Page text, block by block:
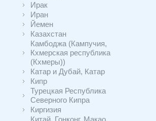
Ирак
Иран
Йемен
Казахстан
Камбоджа (Кампучия,
Кхмерская республика
(Кхмеры))
Катар и Дубай, Катар
Кипр
Турецкая Республика
Северного Кипра
Киргизия
Китай, Гонконг, Макао,